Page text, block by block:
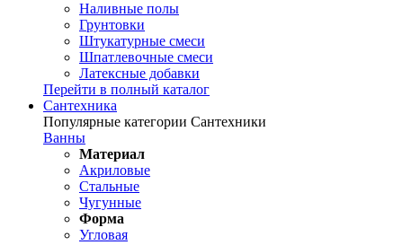
Наливные полы
Грунтовки
Штукатурные смеси
Шпатлевочные смеси
Латексные добавки
Перейти в полный каталог
Сантехника
Популярные категории Сантехники
Ванны
Материал
Акриловые
Стальные
Чугунные
Форма
Угловая